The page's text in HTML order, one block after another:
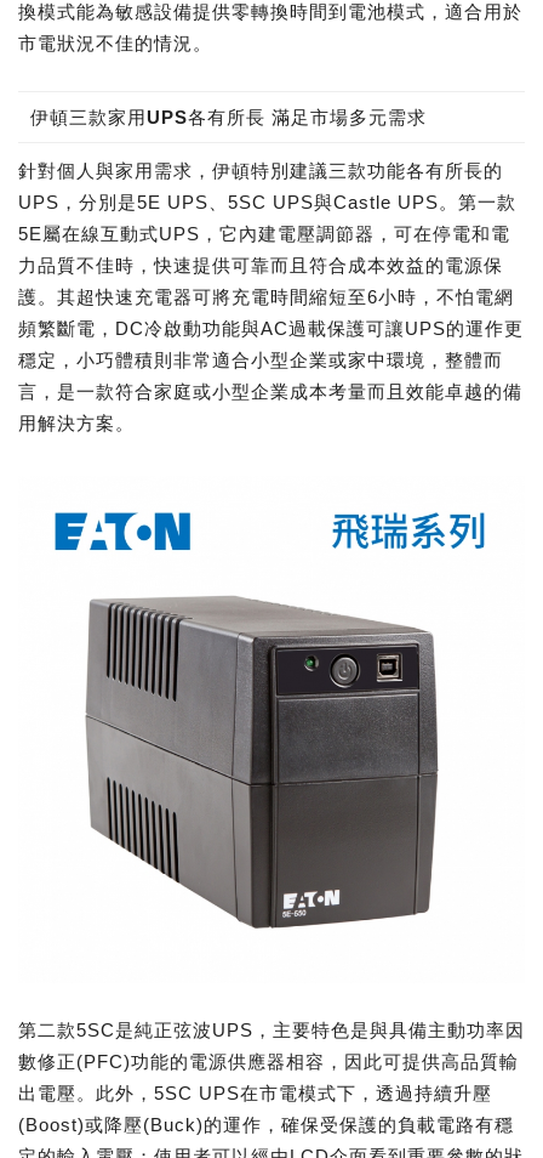
換模式能為敏感設備提供零轉換時間到電池模式，適合用於
市電狀況不佳的情況。
伊頓三款家用UPS各有所長 滿足市場多元需求
針對個人與家用需求，伊頓特別建議三款功能各有所長的
UPS，分別是5E UPS、5SC UPS與Castle UPS。第一款
5E屬在線互動式UPS，它內建電壓調節器，可在停電和電
力品質不佳時，快速提供可靠而且符合成本效益的電源保
護。其超快速充電器可將充電時間縮短至6小時，不怕電網
頻繁斷電，DC冷啟動功能與AC過載保護可讓UPS的運作更
穩定，小巧體積則非常適合小型企業或家中環境，整體而
言，是一款符合家庭或小型企業成本考量而且效能卓越的備
用解決方案。
第二款5SC是純正弦波UPS，主要特色是與具備主動功率因
數修正(PFC)功能的電源供應器相容，因此可提供高品質輸
出電壓。此外，5SC UPS在市電模式下，透過持續升壓
(Boost)或降壓(Buck)的運作，確保受保護的負載電路有穩